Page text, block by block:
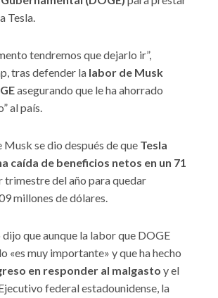
Tesla.
tendremos que dejarlo ir”,
tras defender la labor de Musk
asegurando que le ha ahorrado
al país.
Musk se dio después de que Tesla
caída de beneficios netos en un 71
trimestre del año para quedar
millones de dólares.
que aunque la labor que DOGE
«es muy importante» y que ha hecho
en responder al malgasto y el
federal estadounidense, la